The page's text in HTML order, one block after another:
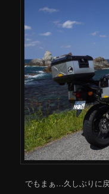
でもまぁ…久しぶりに